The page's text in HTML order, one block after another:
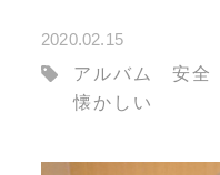
2020.02.15
アルバム 安全
懐かしい